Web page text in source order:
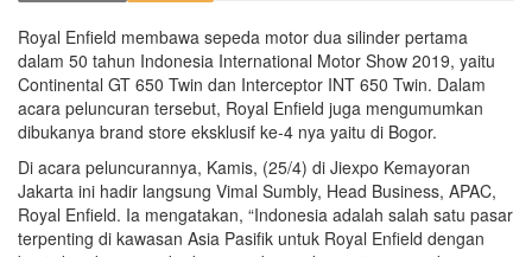
Royal Enfield membawa sepeda motor dua silinder pertama
dalam 50 tahun Indonesia International Motor Show 2019, yaitu
Continental GT 650 Twin dan Interceptor INT 650 Twin. Dalam
acara peluncuran tersebut, Royal Enfield juga mengumumkan
dibukanya brand store eksklusif ke-4 nya yaitu di Bogor.
Di acara peluncurannya, Kamis, (25/4) di Jiexpo Kemayoran
Jakarta ini hadir langsung Vimal Sumbly, Head Business, APAC,
Royal Enfield. Ia mengatakan, “Indonesia adalah salah satu pasar
terpenting di kawasan Asia Pasifik untuk Royal Enfield dengan